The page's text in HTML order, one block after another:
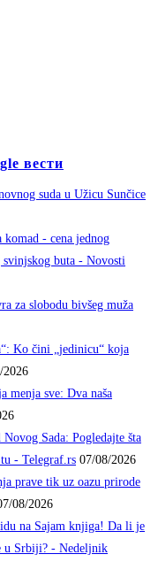
вести
suda u Užicu Sunčice
- cena jednog
buta - Novosti
za slobodu bivšeg muža
Ko čini „jedinicu“ koja
2026
menja sve: Dva naša
Sada: Pogledajte šta
- Telegraf.rs 07/08/2026
prave tik uz oazu prirode
08/2026
na Sajam knjiga! Da li je
u Srbiji? - Nedeljnik